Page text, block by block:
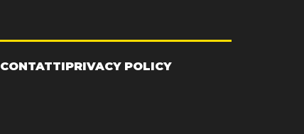
CONTATTIPRIVACY POLICY